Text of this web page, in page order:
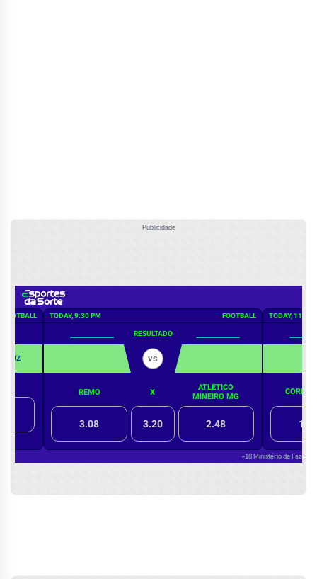
Publicidade